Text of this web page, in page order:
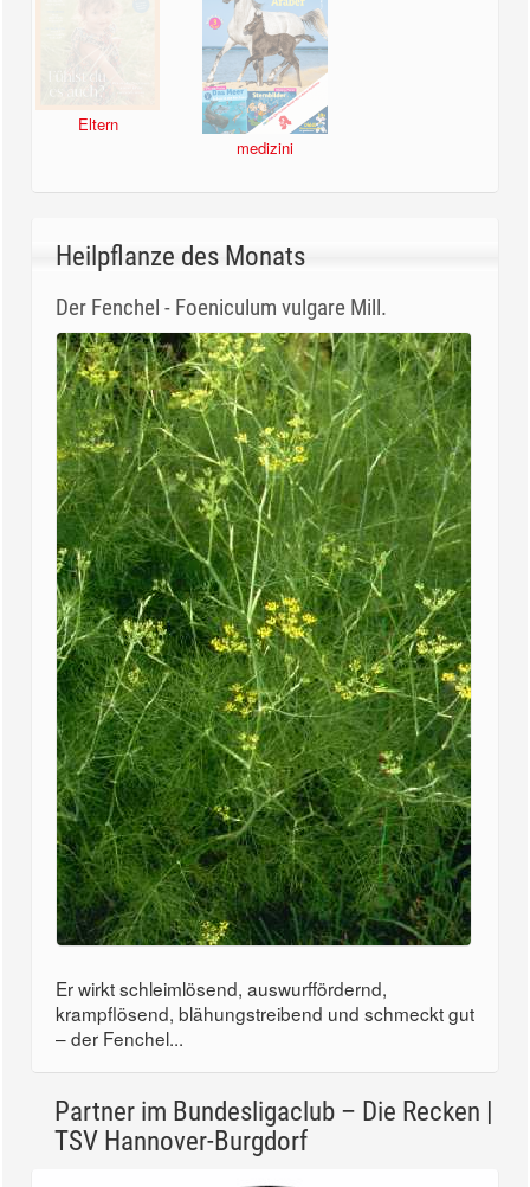
Eltern
medizini
Heilpflanze des Monats
Der Fenchel - Foeniculum vulgare Mill.
Er wirkt schleimlösend, auswurffördernd,
krampflösend, blähungstreibend und schmeckt gut
– der Fenchel...
Partner im Bundesligaclub – Die Recken |
TSV Hannover-Burgdorf